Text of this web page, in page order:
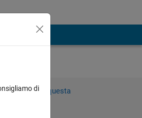
rispondere a questa
di